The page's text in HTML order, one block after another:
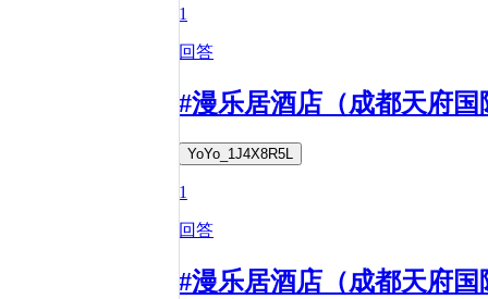
1
回答
#漫乐居酒店（成都天府
YoYo_1J4X8R5L
1
回答
#漫乐居酒店（成都天府